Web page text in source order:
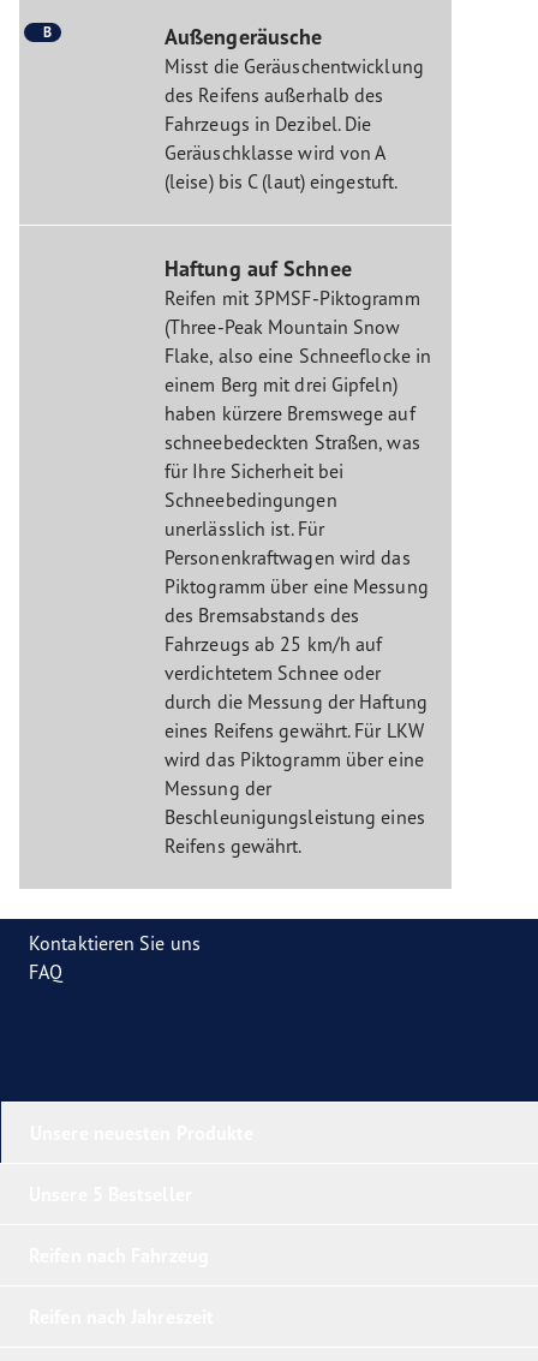
B Außengeräusche
Misst die Geräuschentwicklung
des Reifens außerhalb des
Fahrzeugs in Dezibel. Die
Geräuschklasse wird von A
(leise) bis C (laut) eingestuft.
Haftung auf Schnee
Reifen mit 3PMSF-Piktogramm
(Three-Peak Mountain Snow
Flake, also eine Schneeflocke in
einem Berg mit drei Gipfeln)
haben kürzere Bremswege auf
schneebedeckten Straßen, was
für Ihre Sicherheit bei
Schneebedingungen
unerlässlich ist. Für
Personenkraftwagen wird das
Piktogramm über eine Messung
des Bremsabstands des
Fahrzeugs ab 25 km/h auf
verdichtetem Schnee oder
durch die Messung der Haftung
eines Reifens gewährt. Für LKW
wird das Piktogramm über eine
Messung der
Beschleunigungsleistung eines
Reifens gewährt.
Kontaktieren Sie uns
FAQ